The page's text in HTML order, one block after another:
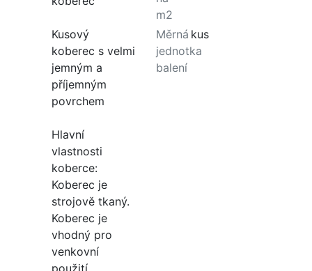
Kusový
koberec s velmi
jemným a
příjemným
povrchem
Hlavní
vlastnosti
koberce:
Koberec je
strojově tkaný.
Koberec je
vhodný pro
venkovní
použití.
m2
Měrná
jednotka
balení
kus